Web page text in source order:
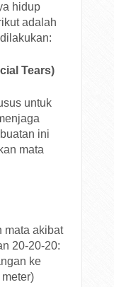
hidup
adalah
Tears)
untuk
ini
mata
mata akibat
20-20-20:
ke